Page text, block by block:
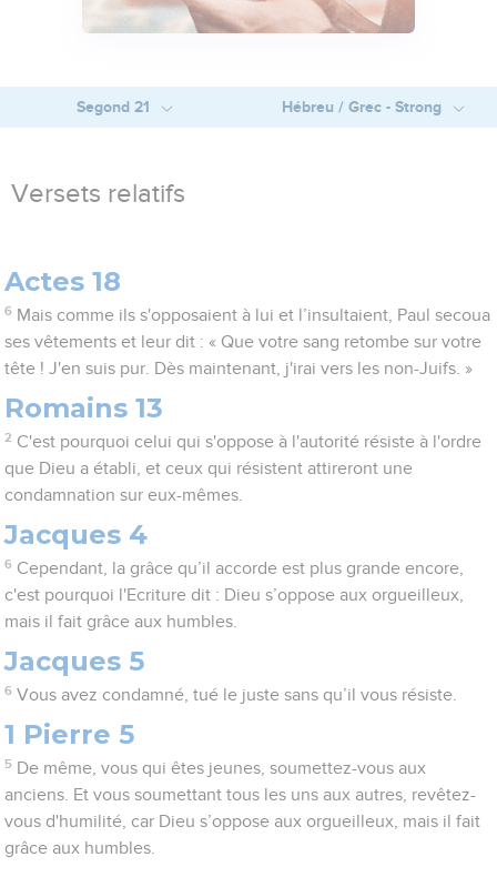
Segond 21 Hébreu / Grec - Strong
Versets relatifs
Actes 18
6 Mais comme ils s'opposaient à lui et l’insultaient, Paul secoua
ses vêtements et leur dit : « Que votre sang retombe sur votre
tête ! J'en suis pur. Dès maintenant, j'irai vers les non-Juifs. »
Romains 13
2 C'est pourquoi celui qui s'oppose à l'autorité résiste à l'ordre
que Dieu a établi, et ceux qui résistent attireront une
condamnation sur eux-mêmes.
Jacques 4
6 Cependant, la grâce qu’il accorde est plus grande encore,
c'est pourquoi l'Ecriture dit : Dieu s’oppose aux orgueilleux,
mais il fait grâce aux humbles.
Jacques 5
6 Vous avez condamné, tué le juste sans qu’il vous résiste.
1 Pierre 5
5 De même, vous qui êtes jeunes, soumettez-vous aux
anciens. Et vous soumettant tous les uns aux autres, revêtez-
vous d'humilité, car Dieu s’oppose aux orgueilleux, mais il fait
grâce aux humbles.